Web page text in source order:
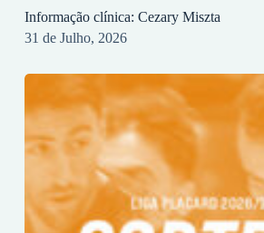
Informação clínica: Cezary Miszta
31 de Julho, 2026